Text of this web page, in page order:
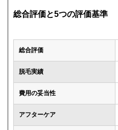
総合評価と5つの評価基準
総合評価
脱毛実績
費用の妥当性
アフターケア